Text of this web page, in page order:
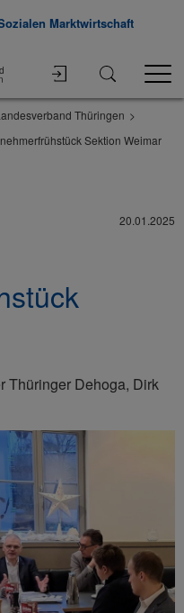
Marktwirtschaft
Thüringen
Sektion Weimar
20.01.2025
Thüringer Dehoga, Dirk